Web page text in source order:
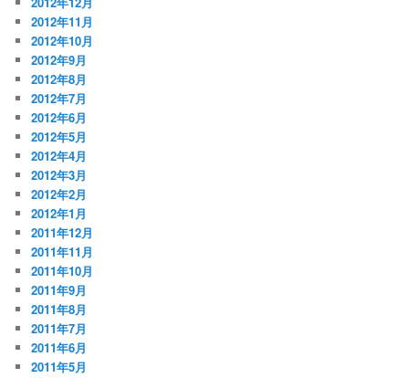
2012年11月
2012年10月
2012年9月
2012年8月
2012年7月
2012年6月
2012年5月
2012年4月
2012年3月
2012年2月
2012年1月
2011年12月
2011年11月
2011年10月
2011年9月
2011年8月
2011年7月
2011年6月
2011年5月